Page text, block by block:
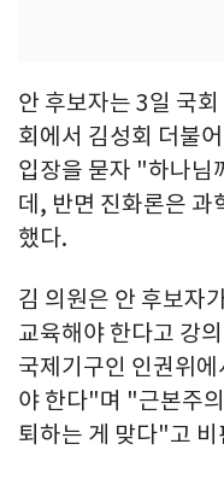
안 후보자는 3일 국
회에서 김성회 더불
입장을 묻자 "하나님
데, 반면 진화론은
했다.
김 의원은 안 후보자
교육해야 한다고 강
국제기구인 인권위
야 한다"며 "근본주
퇴하는 게 맞다"고 비